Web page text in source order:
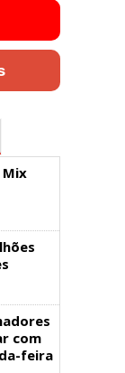
Mix
com
feira